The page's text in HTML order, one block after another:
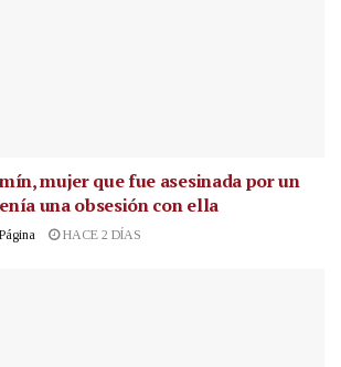
mujer que fue asesinada por un
una obsesión con ella
HACE 2 DÍAS